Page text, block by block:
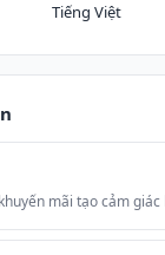
Tiếng Việt
mãi tạo cảm giác